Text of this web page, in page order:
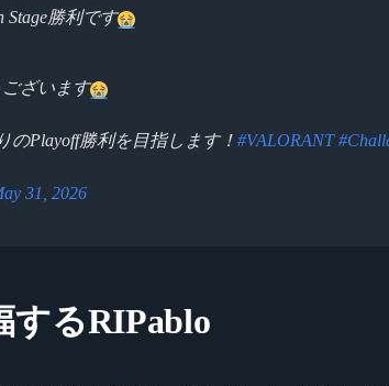
勝利です
ざいます
のPlayoff勝利を目指します！ #VALORANT
31, 2026
するRIPablo